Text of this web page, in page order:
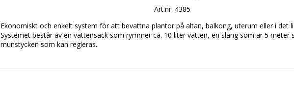
Art.nr: 4385
Ekonomiskt och enkelt system för att bevattna plantor på altan, balkong, uterum eller i det
Systemet består av en vattensäck som rymmer ca. 10 liter vatten, en slang som är 5 meter